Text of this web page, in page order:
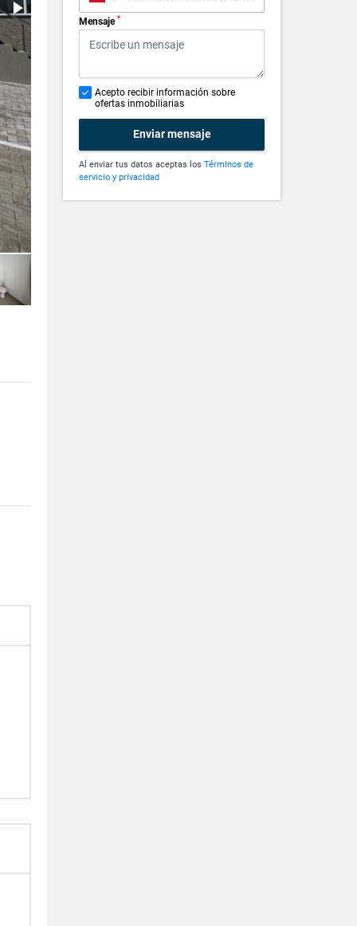
Mensaje *
Acepto recibir información sobre
ofertas inmobiliarias
Enviar mensaje
Al enviar tus datos aceptas los Términos de
servicio y privacidad